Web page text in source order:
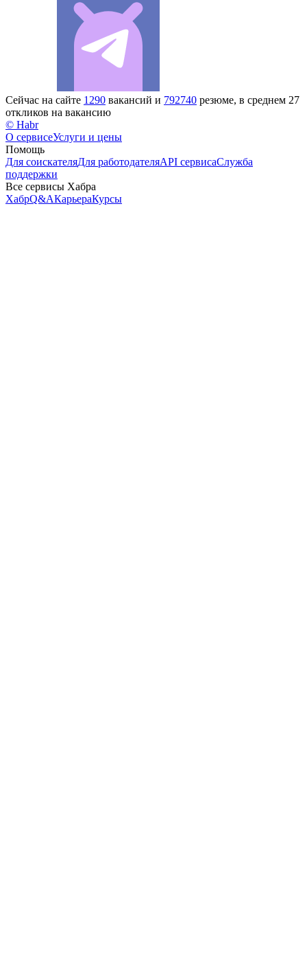
Сейчас на сайте 1290 вакансий и 792740 резюме, в среднем 27
откликов на вакансию
© Habr
О сервисеУслуги и цены
Помощь
Для соискателяДля работодателяAPI сервисаСлужба
поддержки
Все сервисы Хабра
ХабрQ&AКарьераКурсы